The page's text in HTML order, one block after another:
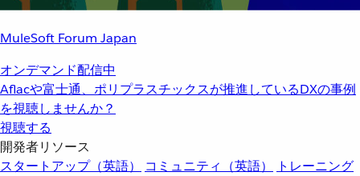
MuleSoft Forum Japan
オンデマンド配信中
Aflacや富士通、ポリプラスチックスが推進しているDXの事例
を視聴しませんか？
視聴する
開発者リソース
スタートアップ（英語）
コミュニティ（英語）
トレーニング